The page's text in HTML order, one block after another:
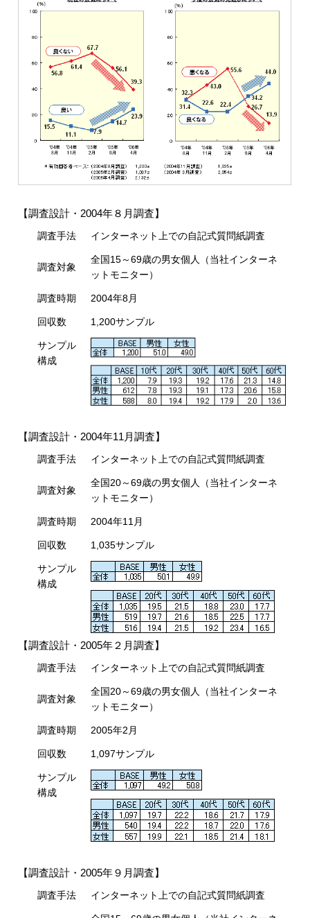
【調査設計・2004年８月調査】
調査手法 インターネット上での自記式質問紙調査
調査対象
全国15～69歳の男女個人（当社インターネ
ットモニター）
調査時期 2004年8月
回収数 1,200サンプル
サンプル
構成
【調査設計・2004年11月調査】
調査手法 インターネット上での自記式質問紙調査
調査対象
全国20～69歳の男女個人（当社インターネ
ットモニター）
調査時期 2004年11月
回収数 1,035サンプル
サンプル
構成
【調査設計・2005年２月調査】
調査手法 インターネット上での自記式質問紙調査
調査対象
全国20～69歳の男女個人（当社インターネ
ットモニター）
調査時期 2005年2月
回収数 1,097サンプル
サンプル
構成
【調査設計・2005年９月調査】
調査手法 インターネット上での自記式質問紙調査